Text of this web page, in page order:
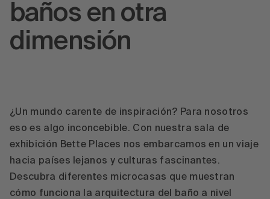
baños en otra
dimensión
¿Un mundo carente de inspiración? Para nosotros
eso es algo inconcebible. Con nuestra sala de
exhibición Bette Places nos embarcamos en un viaje
hacia países lejanos y culturas fascinantes.
Descubra diferentes microcasas que muestran
cómo funciona la arquitectura del baño a nivel